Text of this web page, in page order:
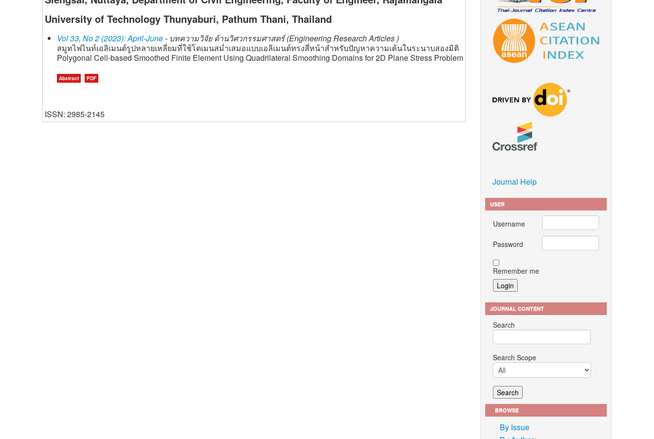
University of Technology Thunyaburi, Pathum Thani, Thailand
Vol 33, No 2 (2023): April-June- บทความวิจัย ด้านวิศวกรรมศาสตร์ (Engineering Research Articles )
สมูทไฟไนท์เอลิเมนต์รูปหลายเหลี่ยมที่ใช้โดเมนสม่ำเสมอแบบเอลิเมนต์ทรงสี่หน้าสำหรับปัญหาความเค้นในระนาบสองมิติ
Polygonal Cell-based Smoothed Finite Element Using Quadrilateral Smoothing Domains for 2D Plane Stress Problem
Abstract PDF
ISSN: 2985-2145
Journal Help
USER
Username
Password
Remember me
JOURNAL CONTENT
Search
Search Scope
BROWSE
By Issue